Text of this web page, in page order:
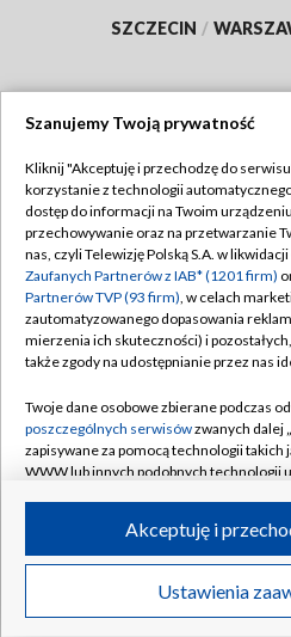
SZCZECIN /
Abonament TVP
Emisja w TVP
Centrum informacji TVP
Naziemna Telewizja Cyfrowa
Rada Programowa
System NOS
Informacje o nadawcy
Program dla prasy
Ogłoszenie przetargowe
Polityka
Moje
©2026 Telewizja
Szanujemy Twoją prywatność
Kliknij "Akceptuję i przechodzę do
korzystanie z technologii
dostęp do informacji na Twoim
przechowywanie oraz na przetwarzanie
nas, czyli Telewizję Polską S.A. w
Zaufanych Partnerów z IAB* (1201 firm)
Partnerów TVP (93 firm), w celach
zautomatyzowanego dopasowania
mierzenia ich skuteczności) i
także zgody na udostępnianie przez nas
Twoje dane osobowe zbierane podczas
poszczególnych serwisówzwanych dalej
zapisywane za pomocą technologii takich
WWW lub innych podobnych technologii
ruchu w Internecie.
Twoje dane osobowe zbierane podczas
poszczególnych serwisówna Portalu,
Ustawienia
Akceptuję i